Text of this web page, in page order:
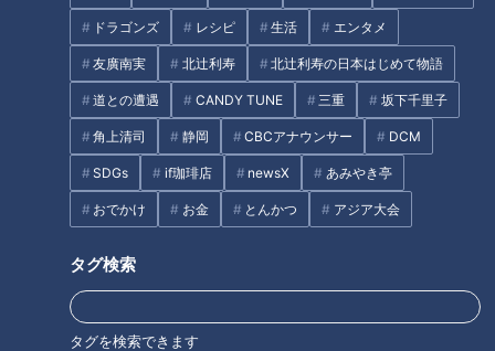
ドラゴンズ レシピ 生活 エンタメ
友廣南実 北辻利寿 北辻利寿の日本はじめて物語
道との遭遇 CANDY TUNE 三重 坂下千里子
角上清司 静岡 CBCアナウンサー DCM
SDGs if珈琲店 newsX あみやき亭
おでかけ お金 とんかつ アジア大会
タグ検索
タグを検索できます
オススメ関連コンテンツ
【鶴見辰吾】鶴瓶のストレート
【石原良純】裏切られお蔵入り
とった仕打ちとは？